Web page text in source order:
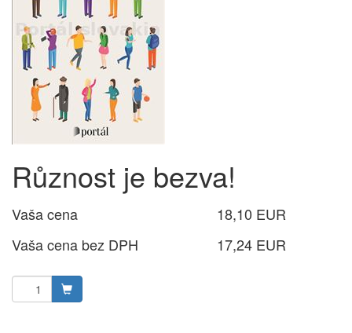
Různost je bezva!
Vaša cena
18,10 EUR
Vaša cena bez DPH
17,24 EUR